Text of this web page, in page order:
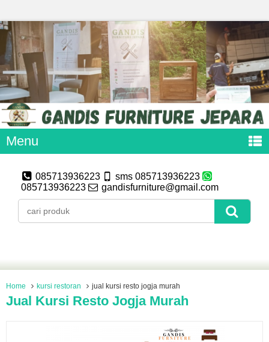
Menu
085713936223
sms 085713936223
085713936223
gandisfurniture@gmail.com
Home kursi restoran jual kursi resto jogja murah
Jual Kursi Resto Jogja Murah